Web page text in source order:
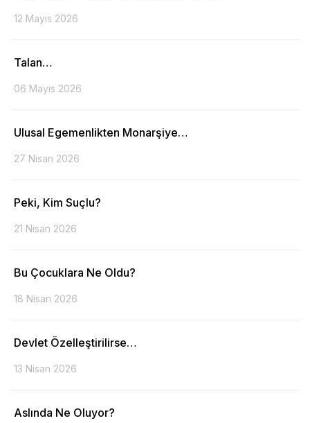
12 Mayıs 2026
Talan…
06 Mayıs 2026
Ulusal Egemenlikten Monarşiye…
27 Nisan 2026
Peki, Kim Suçlu?
21 Nisan 2026
Bu Çocuklara Ne Oldu?
18 Nisan 2026
Devlet Özelleştirilirse…
13 Nisan 2026
Aslında Ne Oluyor?